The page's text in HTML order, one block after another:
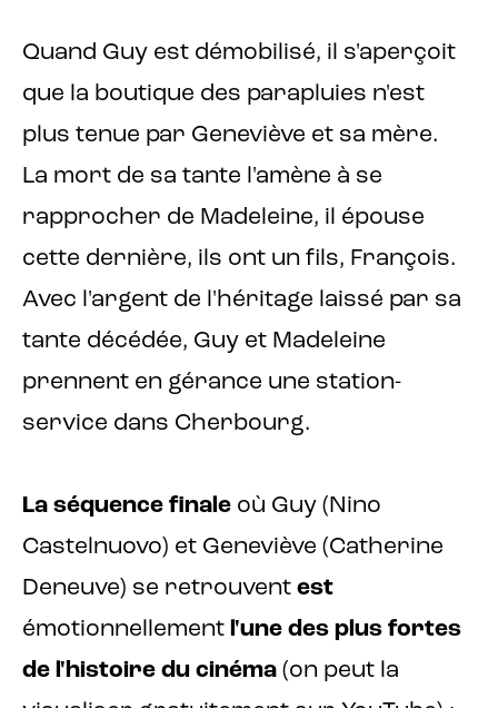
Quand Guy est démobilisé, il s'aperçoit
que la boutique des parapluies n'est
plus tenue par Geneviève et sa mère.
La mort de sa tante l'amène à se
rapprocher de Madeleine, il épouse
cette dernière, ils ont un fils, François.
Avec l'argent de l'héritage laissé par sa
tante décédée, Guy et Madeleine
prennent en gérance une station-
service dans Cherbourg.
La séquence finale où Guy (Nino
Castelnuovo) et Geneviève (Catherine
Deneuve) se retrouvent est
émotionnellement l'une des plus fortes
de l'histoire du cinéma (on peut la